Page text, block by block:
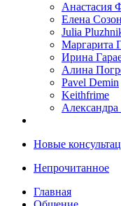
Анастасия
Елена
Julia
Маргарита
Ирина
Алина
Pavel Demin
Keithfrime
Новые
Непрочитанное
Главная